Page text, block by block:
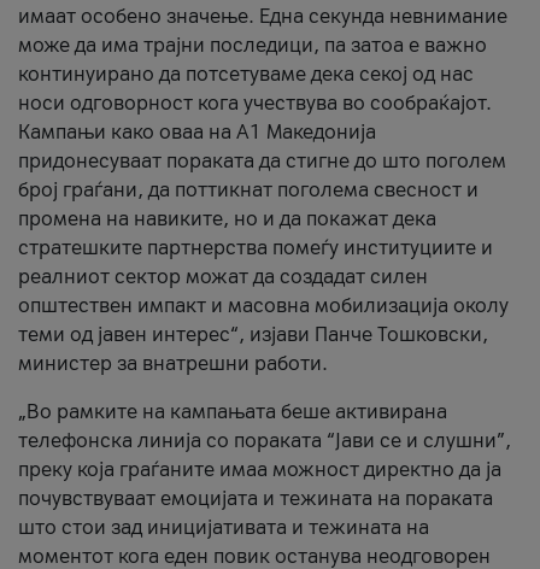
имаат особено значење. Една секунда невнимание
може да има трајни последици, па затоа е важно
континуирано да потсетуваме дека секој од нас
носи одговорност кога учествува во сообраќајот.
Кампањи како оваа на A1 Македонија
придонесуваат пораката да стигне до што поголем
број граѓани, да поттикнат поголема свесност и
промена на навиките, но и да покажат дека
стратешките партнерства помеѓу институциите и
реалниот сектор можат да создадат силен
општествен импакт и масовна мобилизација околу
теми од јавен интерес“, изјави Панче Тошковски,
министер за внатрешни работи.
„Во рамките на кампањата беше активирана
телефонска линија со пораката “Јави се и слушни”,
преку која граѓаните имаа можност директно да ја
почувствуваат емоцијата и тежината на пораката
што стои зад иницијативата и тежината на
моментот кога еден повик останува неодговорен